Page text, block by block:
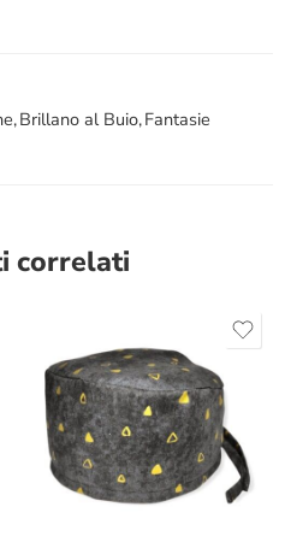
,Brillano al Buio,Fantasie
correlati